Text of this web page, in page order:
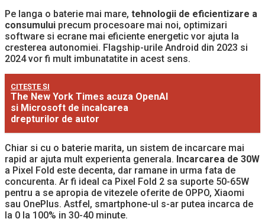
Pe langa o baterie mai mare, tehnologii de eficientizare a
consumului precum procesoare mai noi, optimizari
software si ecrane mai eficiente energetic vor ajuta la
cresterea autonomiei. Flagship-urile Android din 2023 si
2024 vor fi mult imbunatatite in acest sens.
CITEȘTE ȘI
The New York Times acuza OpenAI
si Microsoft de incalcarea
drepturilor de autor
Chiar si cu o baterie marita, un sistem de incarcare mai
rapid ar ajuta mult experienta generala. Incarcarea de 30W
a Pixel Fold este decenta, dar ramane in urma fata de
concurenta. Ar fi ideal ca Pixel Fold 2 sa suporte 50-65W
pentru a se apropia de vitezele oferite de OPPO, Xiaomi
sau OnePlus. Astfel, smartphone-ul s-ar putea incarca de
la 0 la 100% in 30-40 minute.